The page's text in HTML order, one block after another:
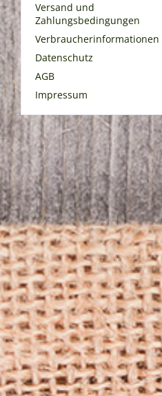
Versand und
Zahlungsbedingungen
Verbraucherinformationen
Datenschutz
AGB
Impressum